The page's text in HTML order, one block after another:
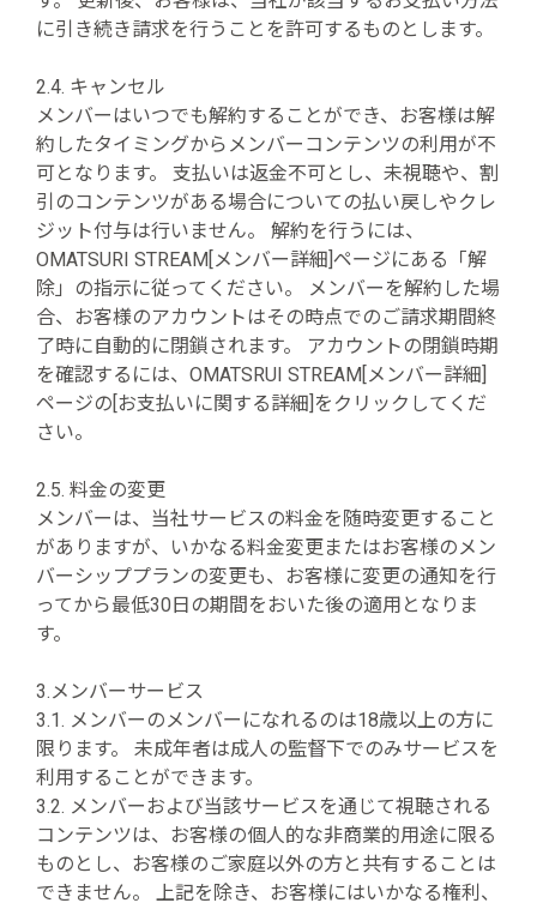
に引き続き請求を行うことを許可するものとします。
2.4. キャンセル
メンバーはいつでも解約することができ、お客様は解
約したタイミングからメンバーコンテンツの利用が不
可となります。 支払いは返金不可とし、未視聴や、割
引のコンテンツがある場合についての払い戻しやクレ
ジット付与は行いません。 解約を行うには、
OMATSURI STREAM[メンバー詳細]ページにある「解
除」の指示に従ってください。 メンバーを解約した場
合、お客様のアカウントはその時点でのご請求期間終
了時に自動的に閉鎖されます。 アカウントの閉鎖時期
を確認するには、OMATSRUI STREAM[メンバー詳細]
ページの[お支払いに関する詳細]をクリックしてくだ
さい。
2.5. 料金の変更
メンバーは、当社サービスの料金を随時変更すること
がありますが、いかなる料金変更またはお客様のメン
バーシッププランの変更も、お客様に変更の通知を行
ってから最低30日の期間をおいた後の適用となりま
す。
3.メンバーサービス
3.1. メンバーのメンバーになれるのは18歳以上の方に
限ります。 未成年者は成人の監督下でのみサービスを
利用することができます。
3.2. メンバーおよび当該サービスを通じて視聴される
コンテンツは、お客様の個人的な非商業的用途に限る
ものとし、お客様のご家庭以外の方と共有することは
できません。 上記を除き、お客様にはいかなる権利、